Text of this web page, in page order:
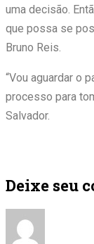
uma decisão.
que possa se
Bruno Reis.
“Vou aguardar o
processo para
Salvador.
Deixe seu